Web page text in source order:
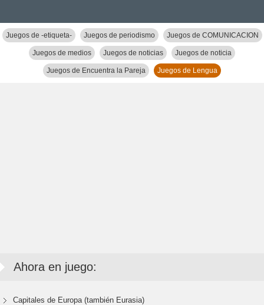
Juegos de -etiqueta- Juegos de periodismo Juegos de COMUNICACION
Juegos de medios Juegos de noticias Juegos de noticia
Juegos de Encuentra la Pareja Juegos de Lengua
Ahora en juego:
Capitales de Europa (también Eurasia)